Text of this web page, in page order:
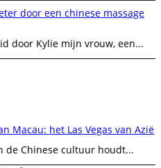
door een chinese massage
door Kylie mijn vrouw, een...
Macau: het Las Vegas van Azië
de Chinese cultuur houdt...